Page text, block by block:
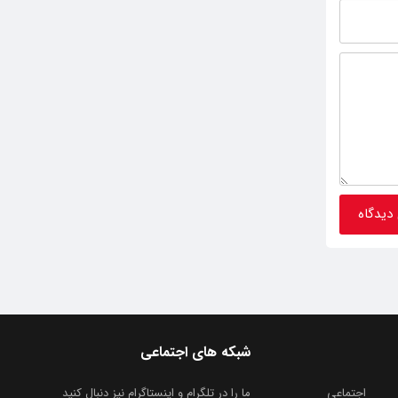
شبکه های اجتماعی
ما را در تلگرام و اینستاگرام نیز دنبال کنید اجتماعی